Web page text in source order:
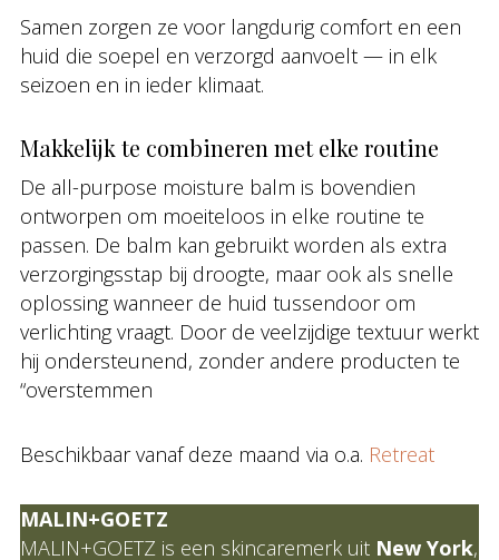
Samen zorgen ze voor langdurig comfort en een
huid die soepel en verzorgd aanvoelt — in elk
seizoen en in ieder klimaat.
Makkelijk te combineren met elke routine
De all-purpose moisture balm is bovendien
ontworpen om moeiteloos in elke routine te
passen. De balm kan gebruikt worden als extra
verzorgingsstap bij droogte, maar ook als snelle
oplossing wanneer de huid tussendoor om
verlichting vraagt. Door de veelzijdige textuur werkt
hij ondersteunend, zonder andere producten te
“overstemmen
Beschikbaar vanaf deze maand via o.a. Retreat
MALIN+GOETZ
MALIN+GOETZ is een skincaremerk uit New York,